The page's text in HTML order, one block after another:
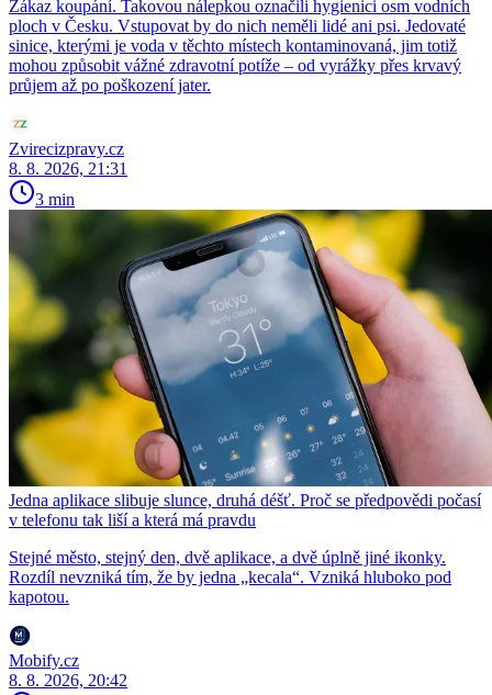
Zákaz koupání. Takovou nálepkou označili hygienici osm vodních
ploch v Česku. Vstupovat by do nich neměli lidé ani psi. Jedovaté
sinice, kterými je voda v těchto místech kontaminovaná, jim totiž
mohou způsobit vážné zdravotní potíže – od vyrážky přes krvavý
průjem až po poškození jater.
Zvirecizpravy.cz
8. 8. 2026, 21:31
3 min
Jedna aplikace slibuje slunce, druhá déšť. Proč se předpovědi počasí
v telefonu tak liší a která má pravdu
Stejné město, stejný den, dvě aplikace, a dvě úplně jiné ikonky.
Rozdíl nevzniká tím, že by jedna „kecala“. Vzniká hluboko pod
kapotou.
Mobify.cz
8. 8. 2026, 20:42